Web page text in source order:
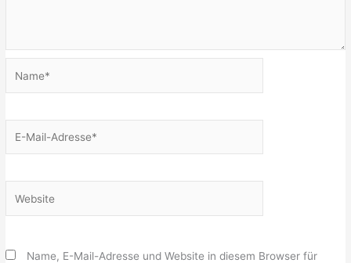
Mail-
Name, E-Mail-Adresse und Website in diesem Browser für